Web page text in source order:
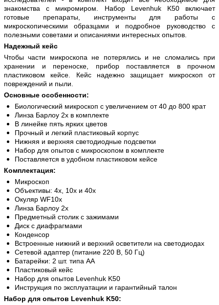
знакомства с микромиром. Набор Levenhuk K50 включает
готовые препараты, инструменты для работы с
микроскопическими образцами и подробное руководство с
полезными советами и описаниями интересных опытов.
Надежный кейс
Чтобы части микроскопа не потерялись и не сломались при
хранении и переноске, прибор поставляется в прочном
пластиковом кейсе. Кейс надежно защищает микроскоп от
повреждений и пыли.
Основные особенности:
Биологический микроскоп с увеличением от 40 до 800 крат
Линза Барлоу 2x в комплекте
В линейке пять ярких цветов
Прочный и легкий пластиковый корпус
Нижняя и верхняя светодиодные подсветки
Набор для опытов с микроскопом в комплекте
Поставляется в удобном пластиковом кейсе
Комплектация:
Микроскоп
Объективы: 4х, 10х и 40х
Окуляр WF10х
Линза Барлоу 2x
Предметный столик с зажимами
Диск с диафрагмами
Конденсор
Встроенные нижний и верхний осветители на светодиодах
Сетевой адаптер (питание 220 В, 50 Гц)
Батарейки: 2 шт. типа АА
Пластиковый кейс
Набор для опытов Levenhuk K50
Инструкция по эксплуатации и гарантийный талон
Набор для опытов Levenhuk K50: